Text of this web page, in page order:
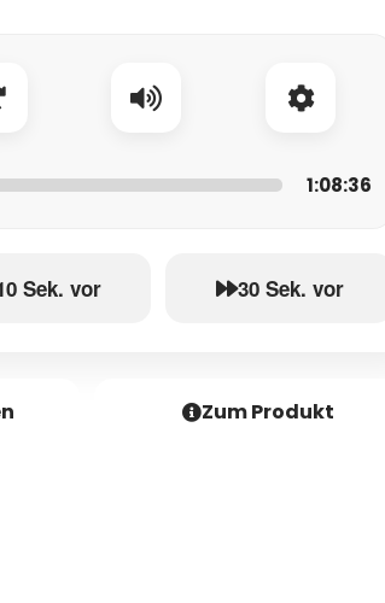
1:08:36
Sek. vor 30 Sek. vor
Zum Produkt